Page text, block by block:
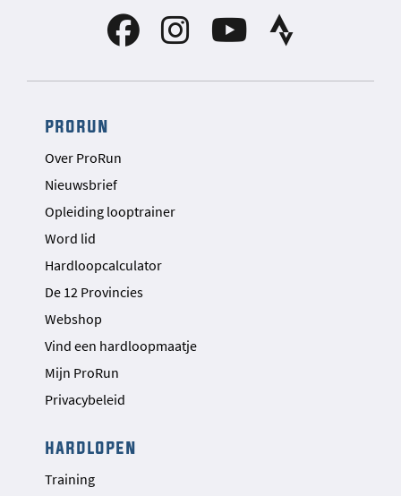
prorun
Over ProRun
Nieuwsbrief
Opleiding looptrainer
Word lid
Hardloopcalculator
De 12 Provincies
Webshop
Vind een hardloopmaatje
Mijn ProRun
Privacybeleid
hardlopen
Training